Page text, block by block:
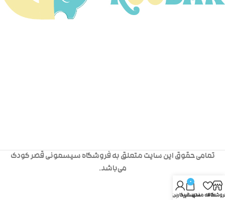
تمامی حقوق این سایت متعلق به فروشگاه سیسمونی قصر کودک
می‌باشد.
علاقه مندی
0
سبد خرید
حساب کاربری من